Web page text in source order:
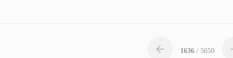
1636 / 5650